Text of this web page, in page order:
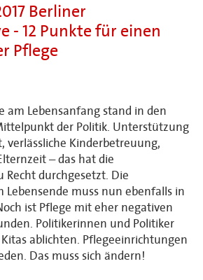
Berliner
- 12 Punkte für einen
Pflege
am Lebensanfang stand in den
der Politik. Unterstützung
verlässliche Kinderbetreuung,
– das hat die
Recht durchgesetzt. Die
Lebensende muss nun ebenfalls in
ist Pflege mit eher negativen
Politikerinnen und Politiker
ablichten. Pflegeeinrichtungen
Das muss sich ändern!